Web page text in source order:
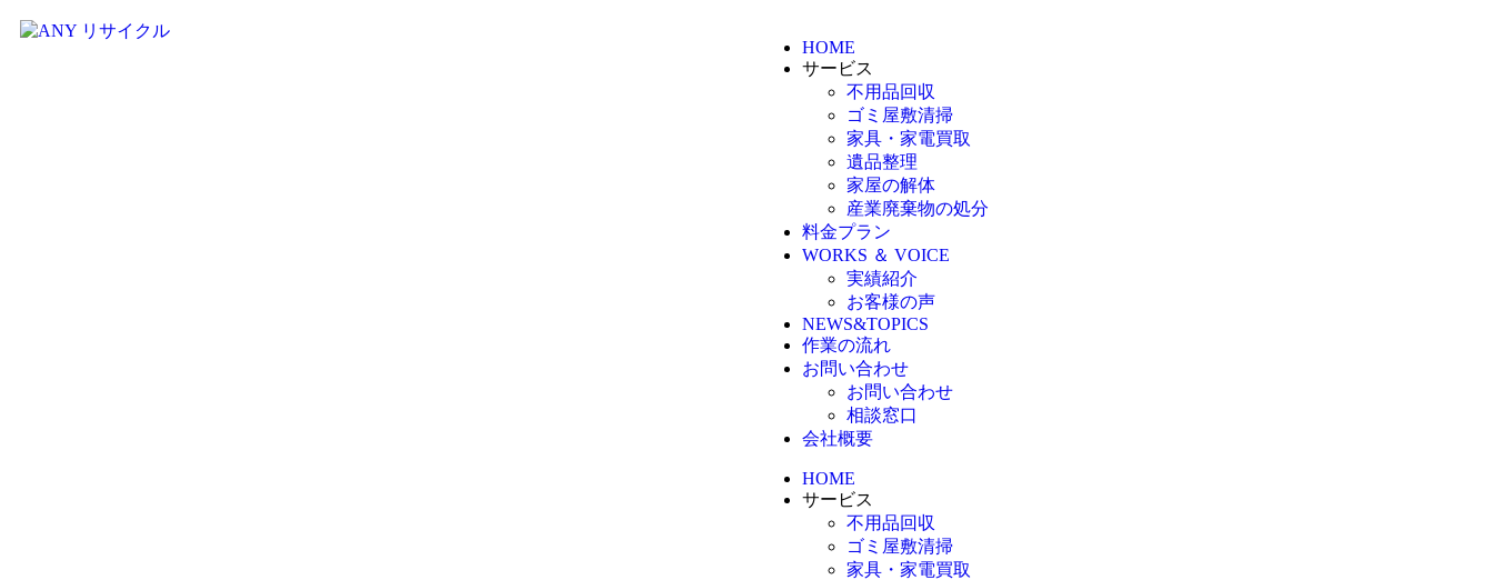
HOME
サービス
不用品回収
ゴミ屋敷清掃
家具・家電買取
遺品整理
家屋の解体
産業廃棄物の処分
料金プラン
WORKS ＆ VOICE
実績紹介
お客様の声
NEWS&TOPICS
作業の流れ
お問い合わせ
お問い合わせ
相談窓口
会社概要
HOME
サービス
不用品回収
ゴミ屋敷清掃
家具・家電買取